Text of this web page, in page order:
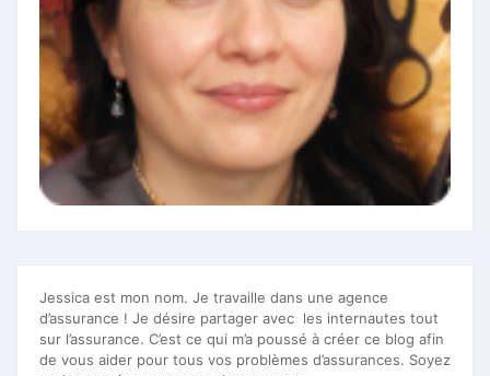
Jessica est mon nom. Je travaille dans une agence
d’assurance ! Je désire partager avec les internautes tout
sur l’assurance. C’est ce qui m’a poussé à créer ce blog afin
de vous aider pour tous vos problèmes d’assurances. Soyez